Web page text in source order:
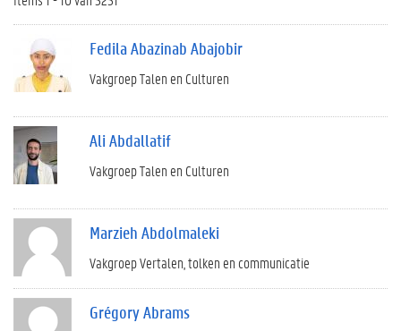
Fedila Abazinab Abajobir
Vakgroep Talen en Culturen
Ali Abdallatif
Vakgroep Talen en Culturen
Marzieh Abdolmaleki
Vakgroep Vertalen, tolken en communicatie
Grégory Abrams